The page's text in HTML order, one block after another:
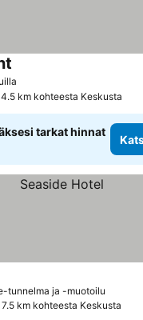
4.5 km kohteesta Keskusta
tarkat hinnat
tunnelma ja -muotoilu
hinnat
7.5 km kohteesta Keskusta